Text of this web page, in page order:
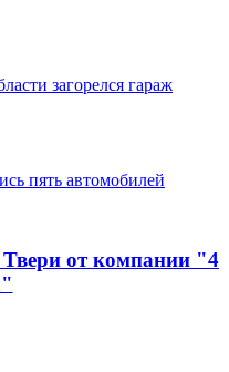
загорелся гараж
пять автомобилей
от компании "4